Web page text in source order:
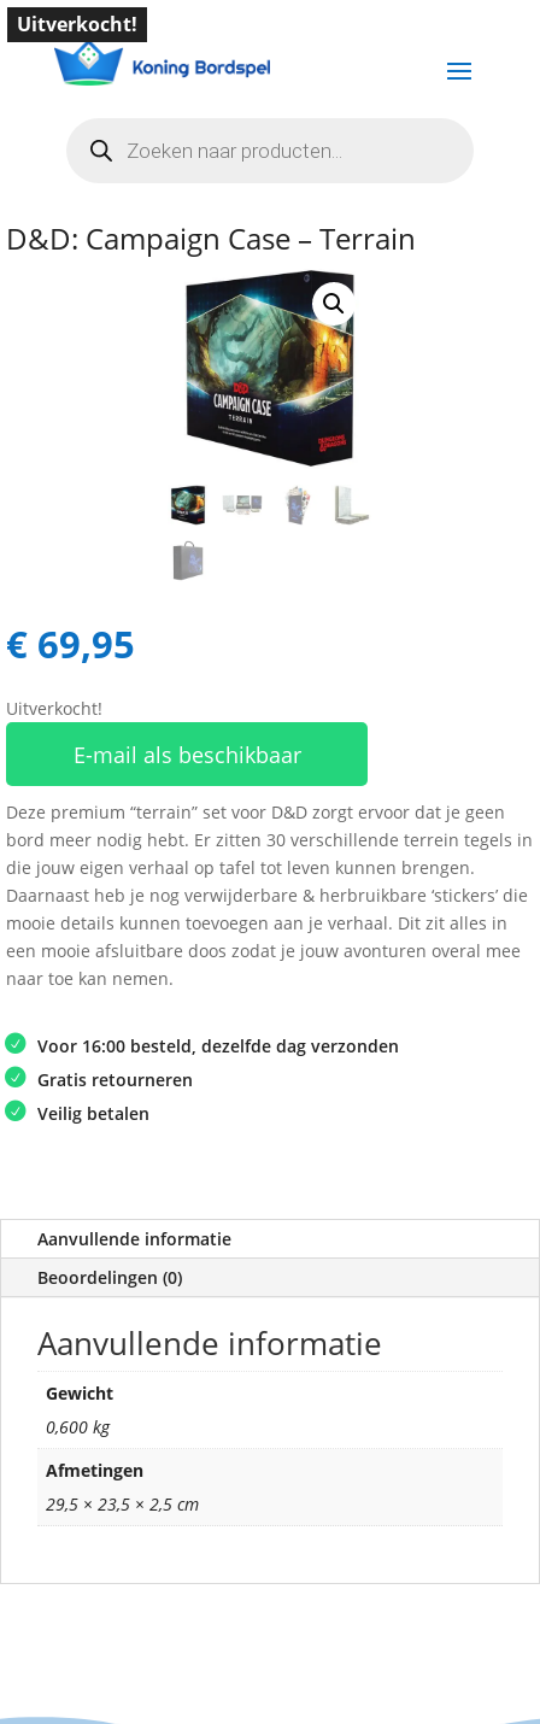
zoeken
Uitverkocht!
D&D: Campaign Case – Terrain
€ 69,95
Uitverkocht!
E-mail als beschikbaar
Deze premium “terrain” set voor D&D zorgt ervoor dat je geen
bord meer nodig hebt. Er zitten 30 verschillende terrein tegels in
die jouw eigen verhaal op tafel tot leven kunnen brengen.
Daarnaast heb je nog verwijderbare & herbruikbare ‘stickers’ die
mooie details kunnen toevoegen aan je verhaal. Dit zit alles in
een mooie afsluitbare doos zodat je jouw avonturen overal mee
naar toe kan nemen.
Voor 16:00 besteld, dezelfde dag verzonden
Gratis retourneren
Veilig betalen
Aanvullende informatie
Beoordelingen (0)
Aanvullende informatie
Gewicht
0,600 kg
Afmetingen
29,5 × 23,5 × 2,5 cm